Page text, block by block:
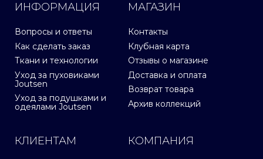
ИНФОРМАЦИЯ
Вопросы и ответы
Как сделать заказ
Ткани и технологии
Уход за пуховиками
Joutsen
Уход за подушками и
одеялами Joutsen
МАГАЗИН
Контакты
Клубная карта
Отзывы о магазине
Доставка и оплата
Возврат товара
Архив коллекций
КЛИЕНТАМ КОМПАНИЯ